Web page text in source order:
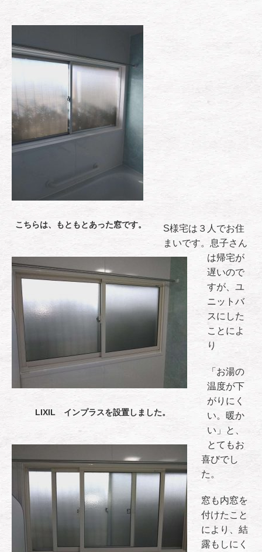
こちらは、もともとあった窓です。
LIXIL インプラスを設置しました。
S様宅は３人でお住
まいです。息子さん
は帰宅が
遅いので
すが、ユ
ニットバ
スにした
ことによ
り
「お湯の
温度が下
がりにく
い。暖か
い」と、
とてもお
喜びでし
た。
窓も内窓を
付けたこと
により、結
露もしにく